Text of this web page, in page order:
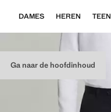
Ga naar de hoofdinhoud
DAMES HEREN TEEN